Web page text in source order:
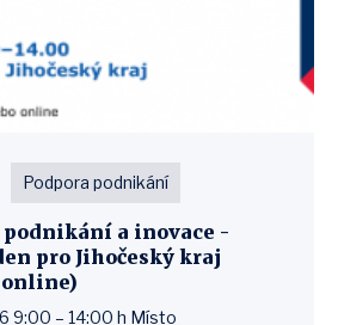
Podpora podnikání
a inovace -
pro Jihočeský kraj
online)
9:00 – 14:00 h Místo